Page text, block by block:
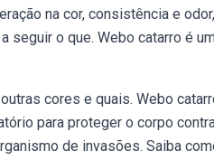
na cor, consistência e
seguir o que. Webo catarro é
cores e quais. Webo
para proteger o corpo
de invasões. Saiba